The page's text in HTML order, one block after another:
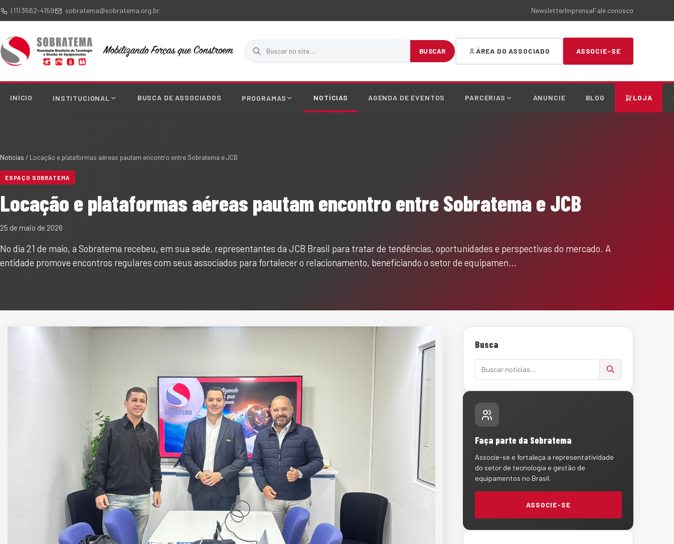
(11) 3662-4159 sobratema@sobratema.org.br NewsletterImprensaFale conosco
Buscar no site
BUSCAR ÁREA DO ASSOCIADO ASSOCIE-SE
INÍCIO INSTITUCIONAL BUSCA DE ASSOCIADOS PROGRAMAS NOTÍCIAS AGENDA DE EVENTOS PARCERIAS ANUNCIE BLOG LOJA
Notícias / Locação e plataformas aéreas pautam encontro entre Sobratema e JCB
ESPAÇO SOBRATEMA
Locação e plataformas aéreas pautam encontro entre Sobratema e JCB
25 de maio de 2026
No dia 21 de maio, a Sobratema recebeu, em sua sede, representantes da JCB Brasil para tratar de tendências, oportunidades e perspectivas do mercado. A
entidade promove encontros regulares com seus associados para fortalecer o relacionamento, beneficiando o setor de equipamen…
Busca
Buscar notícias
Faça parte da Sobratema
Associe-se e fortaleça a representatividade
do setor de tecnologia e gestão de
equipamentos no Brasil.
ASSOCIE-SE